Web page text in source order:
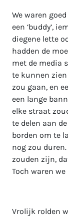
We waren
een ‘buddy’,
diegene lette
hadden de
met de media
te kunnen
zou gaan, en
een lange
elke straat
te delen aan
borden om te
nog zou
zouden zijn,
Toch waren
Vrolijk rolden